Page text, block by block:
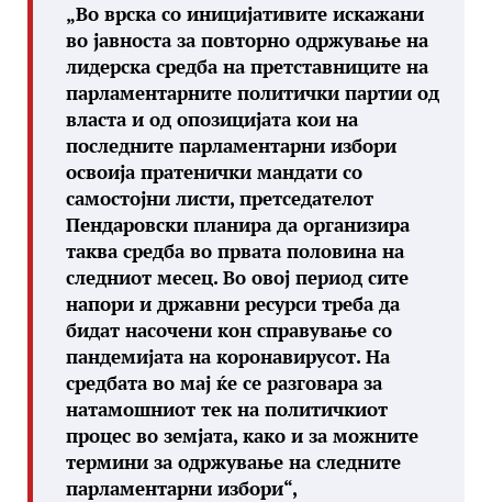
„Во врска со иницијативите искажани
во јавноста за повторно одржување на
лидерска средба на претставниците на
парламентарните политички партии од
власта и од опозицијата кои на
последните парламентарни избори
освоија пратенички мандати со
самостојни листи, претседателот
Пендаровски планира да организира
таква средба во првата половина на
следниот месец. Во овој период сите
напори и државни ресурси треба да
бидат насочени кон справување со
пандемијата на коронавирусот. На
средбата во мај ќе се разговара за
натамошниот тек на политичкиот
процес во земјата, како и за можните
термини за одржување на следните
парламентарни избори“,